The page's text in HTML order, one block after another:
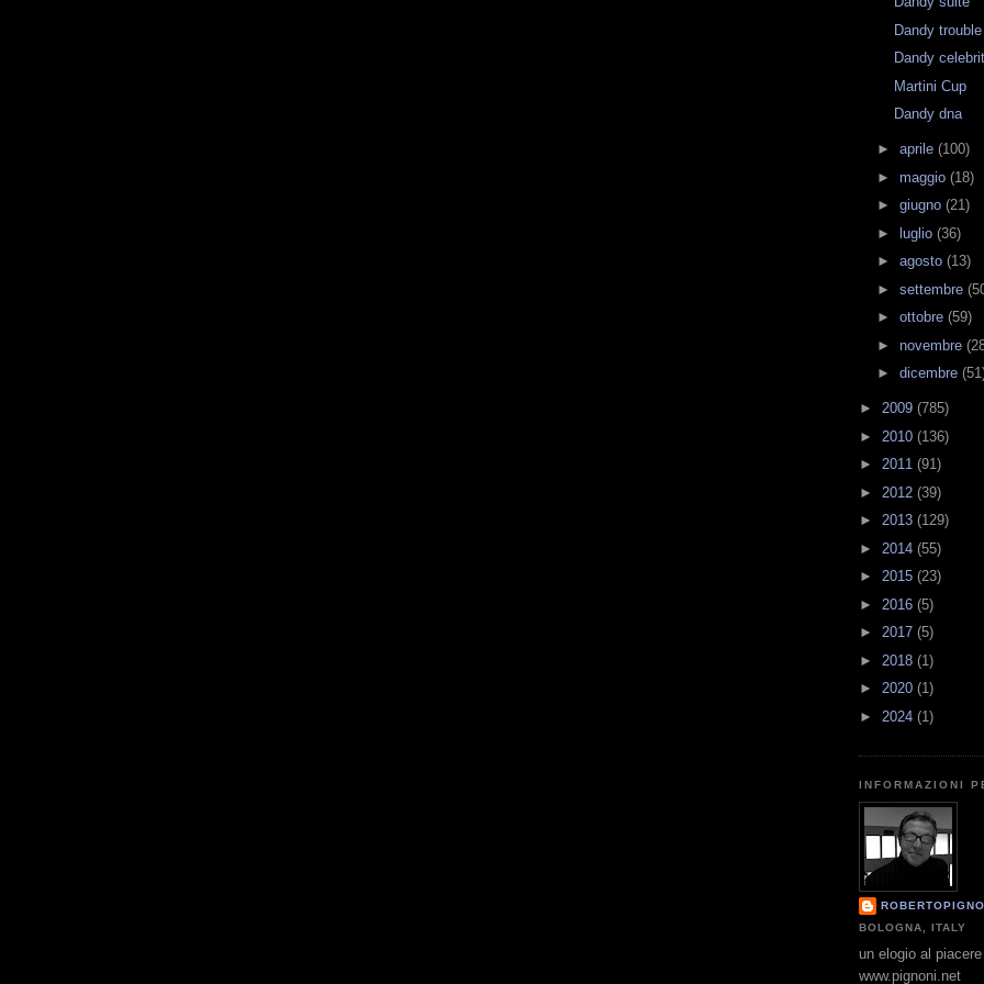
Dandy trouble
Dandy
Martini Cup
Dandy dna
► aprile (100)
► maggio (18)
► giugno (21)
►
luglio (36)
► agosto (13)
► settembre
► ottobre (59)
► novembre
► dicembre
► 2009 (785)
► 2010 (136)
► 2011 (91)
► 2012 (39)
► 2013 (129)
► 2014 (55)
► 2015 (23)
► 2016 (5)
► 2017 (5)
► 2018 (1)
► 2020 (1)
► 2024 (1)
INFORMAZIONI
BOLOGNA, ITALY
un elogio al
www.pignoni.net